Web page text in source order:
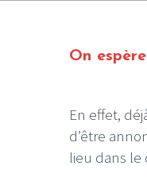
On
En effet,
d’être
lieu dans le